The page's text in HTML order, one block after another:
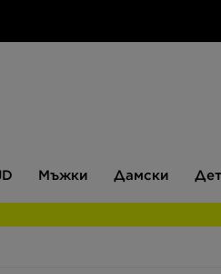
Мъжки Дамски